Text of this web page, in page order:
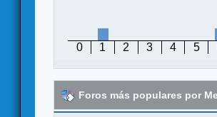
0 1 2 3 4 5
Foros más populares por